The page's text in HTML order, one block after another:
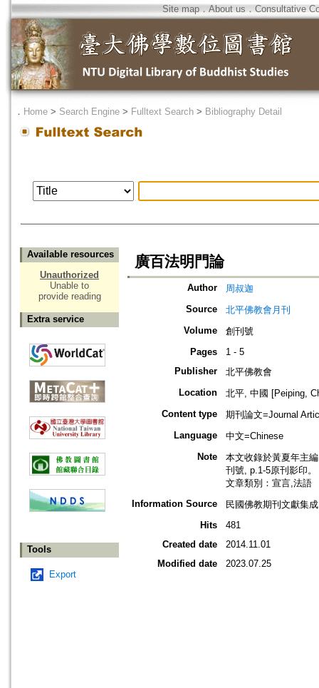
Site map．About us ． Consultative
． Home > Search Engine > Fulltext Search > Bibliography Detail
Available resources
Unauthorized
Unable to
provide reading
Extra service
Tools
Export
廣百法明門論
Author
周叔迦
Source
北平佛教會月刊
Volume
創刊號
Pages
1 - 5
Publisher
北平佛教會
Location
北平, 中國 [Peiping,
Content type
期刊論文=Journal
Language
中文=Chinese
Note
本文收錄於黃夏年主
刊號, p.1-5原刊影印。
文章類別：宣言,法語
Information Source
民國佛教期刊文獻集
Hits
481
Created date
2014.11.01
Modified date
2023.07.25